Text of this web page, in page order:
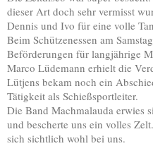
dieser Art doch sehr vermisst
Dennis und Ivo für eine volle
Beim Schützenessen am
Beförderungen für langjährige
Marco Lüdemann erhielt die
Lütjens bekam noch ein
Tätigkeit als Schießsportleiter.
Die Band Machmalauda erwies
und bescherte uns ein volles
sich sichtlich wohl bei uns.